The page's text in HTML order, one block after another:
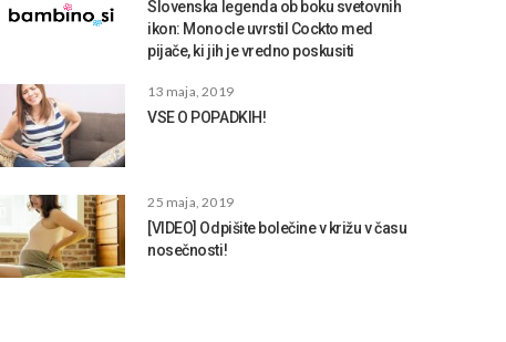
Slovenska legenda ob boku svetovnih
ikon: Monocle uvrstil Cockto med
pijače, ki jih je vredno poskusiti
13 maja, 2019
VSE O POPADKIH!
25 maja, 2019
[VIDEO] Odpišite bolečine v križu v času
nosečnosti!